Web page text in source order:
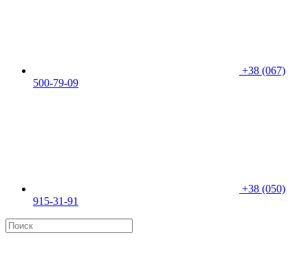
+38 (067)
500-79-09
+38 (050)
915-31-91